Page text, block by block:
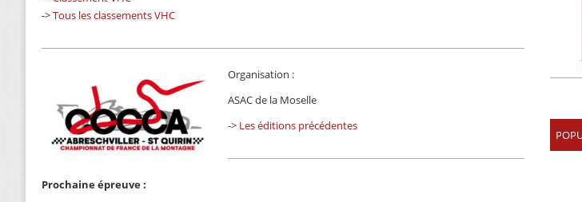
->Tous les classements VHC
Organisation :
ASAC de la Moselle
-> Les éditions précédentes
Prochaine épreuve :